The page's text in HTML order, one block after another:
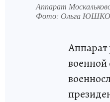
Аппарат
Фото: Ольга
Аппарат
военной